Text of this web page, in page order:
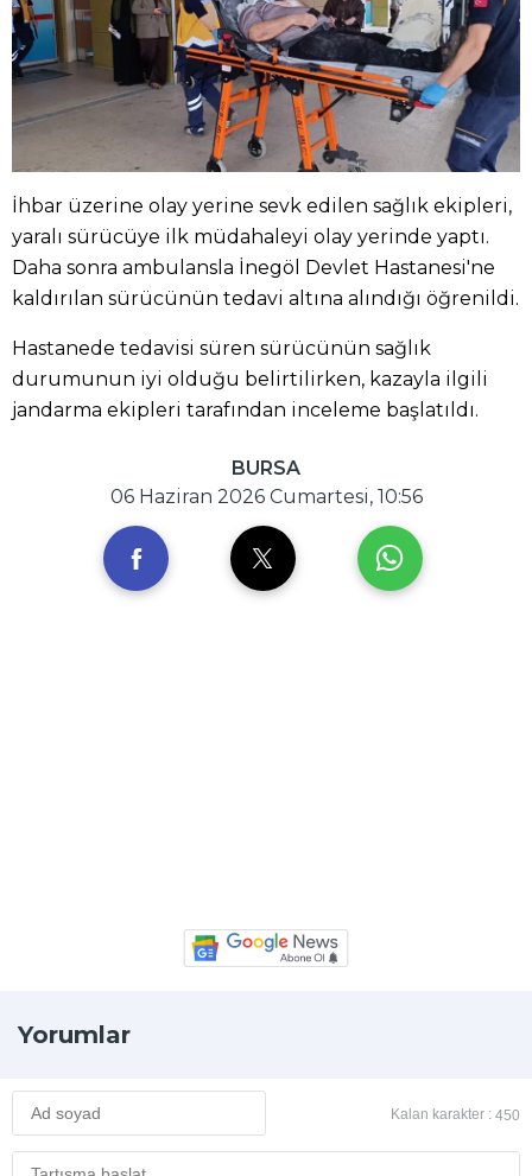
İhbar üzerine olay yerine sevk edilen sağlık ekipleri,
yaralı sürücüye ilk müdahaleyi olay yerinde yaptı.
Daha sonra ambulansla İnegöl Devlet Hastanesi'ne
kaldırılan sürücünün tedavi altına alındığı öğrenildi.
Hastanede tedavisi süren sürücünün sağlık
durumunun iyi olduğu belirtilirken, kazayla ilgili
jandarma ekipleri tarafından inceleme başlatıldı.
BURSA
06 Haziran 2026 Cumartesi, 10:56
Yorumlar
Kalan karakter : 450